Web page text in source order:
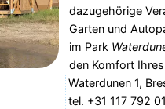
dazugehörige
Garten und
im Park
den Komfort
Waterdunen 1,
tel. +31 117 792